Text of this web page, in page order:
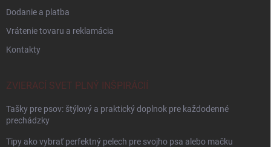
Dodanie a platba
Vrátenie tovaru a reklamácia
Kontakty
ZVIERACÍ SVET PLNÝ INŠPIRÁCIÍ
Tašky pre psov: štýlový a praktický doplnok pre každodenné
prechádzky
Tipy ako vybrať perfektný pelech pre svojho psa alebo mačku